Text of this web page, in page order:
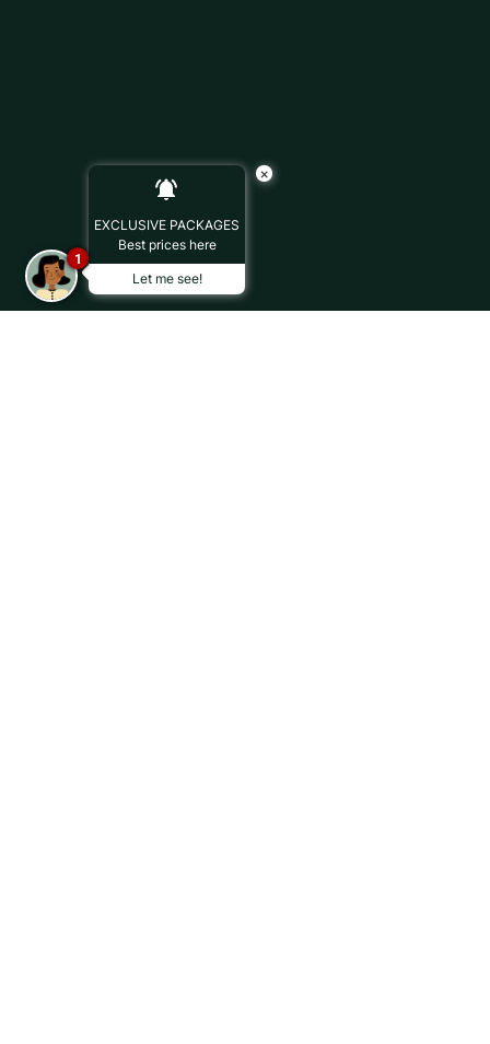
×
EXCLUSIVE PACKAGES
Best prices here
Let me see!
1